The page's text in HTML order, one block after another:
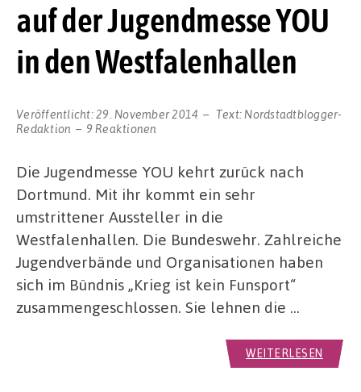
auf der Jugendmesse YOU
in den Westfalenhallen
Veröffentlicht:29. November 2014 Text: Nordstadtblogger-
Redaktion
9 Reaktionen
Die Jugendmesse YOU kehrt zurück nach
Dortmund. Mit ihr kommt ein sehr
umstrittener Aussteller in die
Westfalenhallen. Die Bundeswehr. Zahlreiche
Jugendverbände und Organisationen haben
sich im Bündnis „Krieg ist kein Funsport“
zusammengeschlossen. Sie lehnen die …
WEITERLESEN